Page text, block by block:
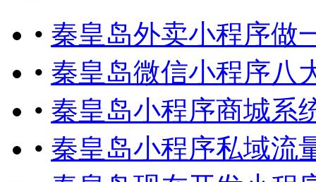
• 秦皇岛外卖小程序做
• 秦皇岛微信小程序八
• 秦皇岛小程序商城系
• 秦皇岛小程序私域流